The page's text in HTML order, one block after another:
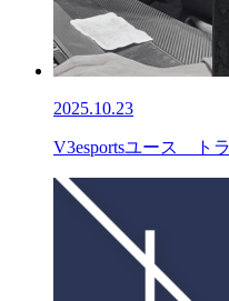
2025.10.23
V3esportsユース ト